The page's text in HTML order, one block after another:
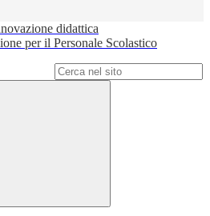
didattica
per il Personale Scolastico